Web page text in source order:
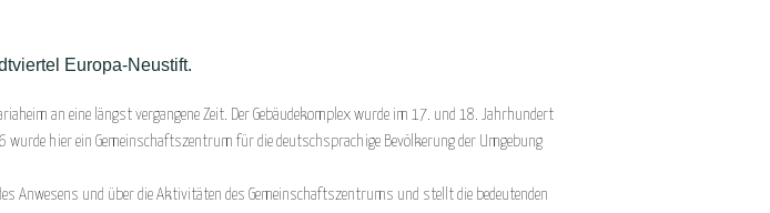
Europa-Neustift.
an eine längst vergangene Zeit. Der Gebäudekomplex wurde im 17. und 18. Jahrhundert
hier ein Gemeinschaftszentrum für die deutschsprachige Bevölkerung der Umgebung
Anwesens und über die Aktivitäten des Gemeinschaftszentrums und stellt die bedeutenden